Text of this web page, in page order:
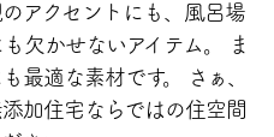
アクセントにも、風呂場
欠かせないアイテム。
ま
最適な素材です。
さぁ、
加住宅ならではの住空間